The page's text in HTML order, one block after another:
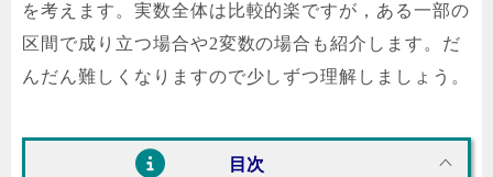
を考えます。実数全体は比較的楽ですが，ある一部の
区間で成り立つ場合や2変数の場合も紹介します。だ
んだん難しくなりますので少しずつ理解しましょう。
目次